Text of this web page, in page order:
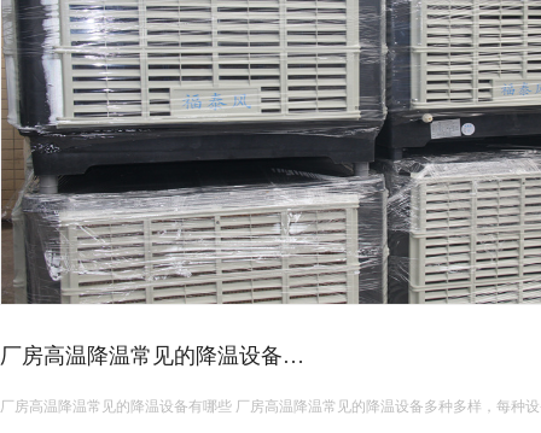
高温车间空调选型攻略！
夏季厂房降温设备种类繁多，负压风机、水帘、传统中央空调、工业节能空调等